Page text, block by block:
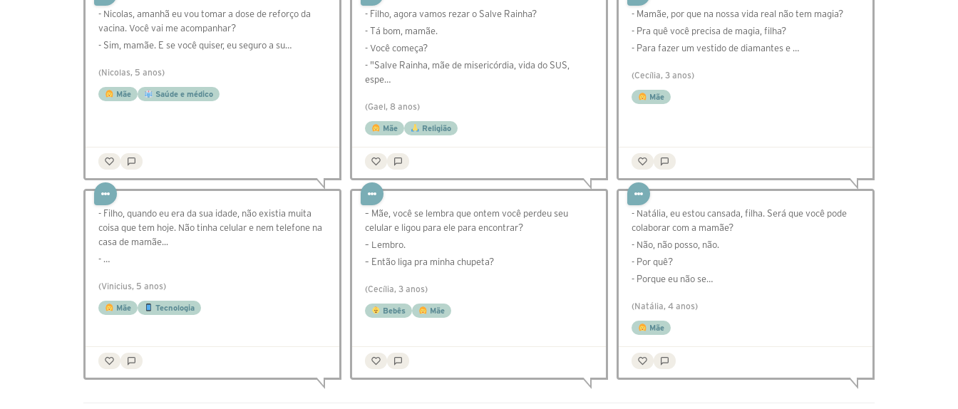
- Nicolas, amanhã eu vou tomar a dose de reforço da
vacina. Você vai me acompanhar?
- Sim, mamãe. E se você quiser, eu seguro a su…
(Nicolas, 5 anos)
Mãe Saúde e médico
- Filho, agora vamos rezar o Salve Rainha?
- Tá bom, mamãe.
- Você começa?
- "Salve Rainha, mãe de misericórdia, vida do SUS,
espe…
(Gael, 8 anos)
Mãe Religião
- Mamãe, por que na nossa vida real não tem magia?
- Pra quê você precisa de magia, filha?
- Para fazer um vestido de diamantes e …
(Cecília, 3 anos)
Mãe
- Filho, quando eu era da sua idade, não existia muita
coisa que tem hoje. Não tinha celular e nem telefone na
casa de mamãe...
- …
(Vinicius, 5 anos)
Mãe Tecnologia
– Mãe, você se lembra que ontem você perdeu seu
celular e ligou para ele para encontrar?
– Lembro.
– Então liga pra minha chupeta?
(Cecília, 3 anos)
Bebês Mãe
- Natália, eu estou cansada, filha. Será que você pode
colaborar com a mamãe?
- Não, não posso, não.
- Por quê?
- Porque eu não se…
(Natália, 4 anos)
Mãe